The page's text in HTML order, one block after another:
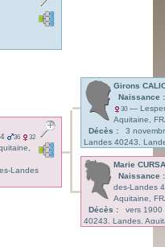
36 32
Landes
Girons
Naissance :
30 —
Aquitaine,
Décès :
3
Landes 40243,
Marie
Naissance :
des-Landes
Aquitaine,
Décès :
vers 1900
40243, Landes,